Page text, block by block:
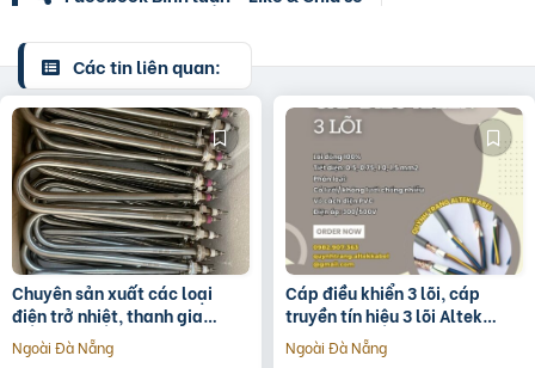
Các tin liên quan:
Chuyên sản xuất các loại
điện trở nhiệt, thanh gia
nhiệt, vòng gia nhiệt.
Ngoài Đà Nẵng
Cáp điều khiển 3 lõi, cáp
truyền tín hiệu 3 lõi Altek
Kabel
Ngoài Đà Nẵng